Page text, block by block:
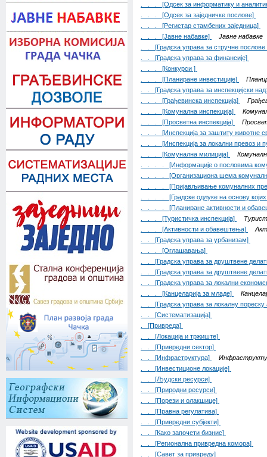
. . . [Одсек за информатику и
. . . [Одсек за заједничке послове]
. . . [Регистар стамбених заједница]
. . . [Јавне набавке]
Јавне набавке
. . [Градска управа за стручне
. . [Градска управа за финансије]
. . . [Конкурси ]
. . . [Планиране инвестиције]
. . [Градска управа за инспекцијски
. . . [Грађевинска инспекција]
. . . [Комунална инспекција]
. . . [Просветна инспекција]
. . . [Инспекција за заштиту животне
. . . [Инспекција за локални превоз и
. . . [Комунална милиција]
. . . . [Информације о пословима
. . . . [Организациона шема
. . . . [Пријављивање комуналних
. . . . [Градске одлуке на основу
. . . . [Планиране активности и
. . . [Туристичка инспекција]
. . . [Активности и обавештења]
. . [Градска управа за урбанизам]
. . . [Оглашавања]
. . [Градска управа за друштвене
. . [Градска управа за друштвене
. . [Градска управа за локални
. . . [Канцеларија за младе]
. . [Градска управа за локалну пореску
. . [Систематизација]
. [Привреда]
. . [Локација и тржиште]
. . [Привредни сектор]
. . [Инфраструктура]
. . [Инвестиционе локације]
. . [Људски ресурси]
. . [Природни ресурси]
. . [Порези и олакшице]
. . [Правна регулатива]
. . [Привредни субјекти]
. . [Како започети бизнис]
. . [Регионална привредна комора]
. . [Савет за привреду]